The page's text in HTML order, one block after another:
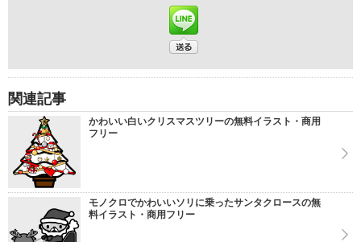
関連記事
かわいい白いクリスマスツリーの無料イラスト・商用
フリー
モノクロでかわいいソリに乗ったサンタクロースの無
料イラスト・商用フリー